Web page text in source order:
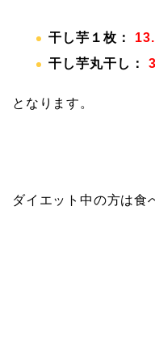
干し芋１枚：
干し芋丸干し：
となります。
ダイエット中の方は食